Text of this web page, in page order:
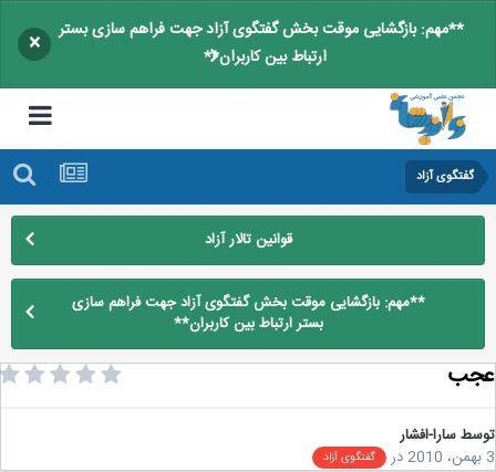
**مهم: بازگشایی موقت بخش گفتگوی آزاد جهت فراهم سازی بستر
ارتباط بین کاربران**
×
گفتگوی آزاد
قوانین تالار آزاد
**مهم: بازگشایی موقت بخش گفتگوی آزاد جهت فراهم سازی
بستر ارتباط بین کاربران**
سارا-افشار
در
گفتگوی آزاد